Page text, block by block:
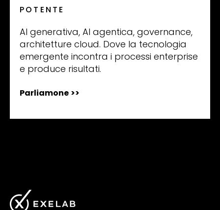
POTENTE
AI generativa, AI agentica, governance,
architetture cloud. Dove la tecnologia
emergente incontra i processi enterprise
e produce risultati.
Parliamone >>